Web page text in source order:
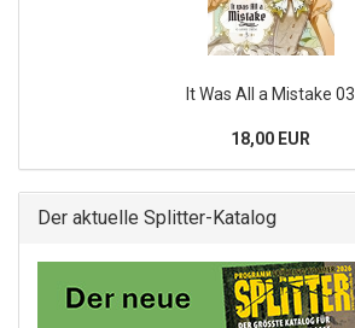
It Was All a Mistake 03
18,00 EUR
Der aktuelle Splitter-Katalog